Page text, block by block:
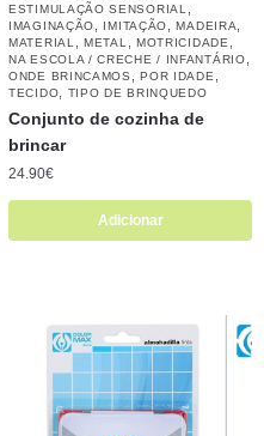
ESTIMULAÇÃO SENSORIAL
IMAGINAÇÃO IMITAÇÃO ,MADEIRA
MATERIAL ,METAL MOTRICIDADE
NA ESCOLA / CRECHE / INFANTÁRIO
ONDE BRINCAMOS ,POR IDADE
TECIDO TIPO DE BRINQUEDO
Conjunto de cozinha de
brincar
24.90€
Adicionar